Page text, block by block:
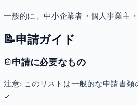
一般的に、中小企業者・個人事業主
📝申請ガイド
申請に必要なもの
注意: このリストは一般的な申請書